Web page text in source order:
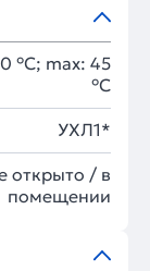
°C; max: 45
°C
УХЛ1*
открыто / в
помещении